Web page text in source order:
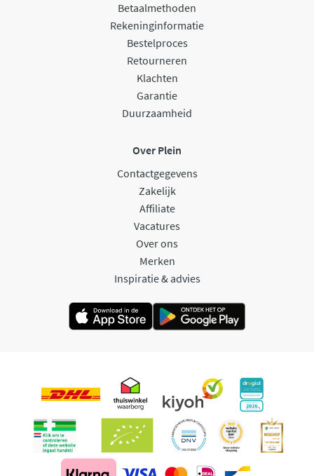
Betaalmethoden
Rekeninginformatie
Bestelproces
Retourneren
Klachten
Garantie
Duurzaamheid
Over Plein
Contactgegevens
Zakelijk
Affiliate
Vacatures
Over ons
Merken
Inspiratie & advies